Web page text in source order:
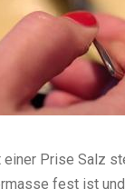
Prise Salz
fest ist